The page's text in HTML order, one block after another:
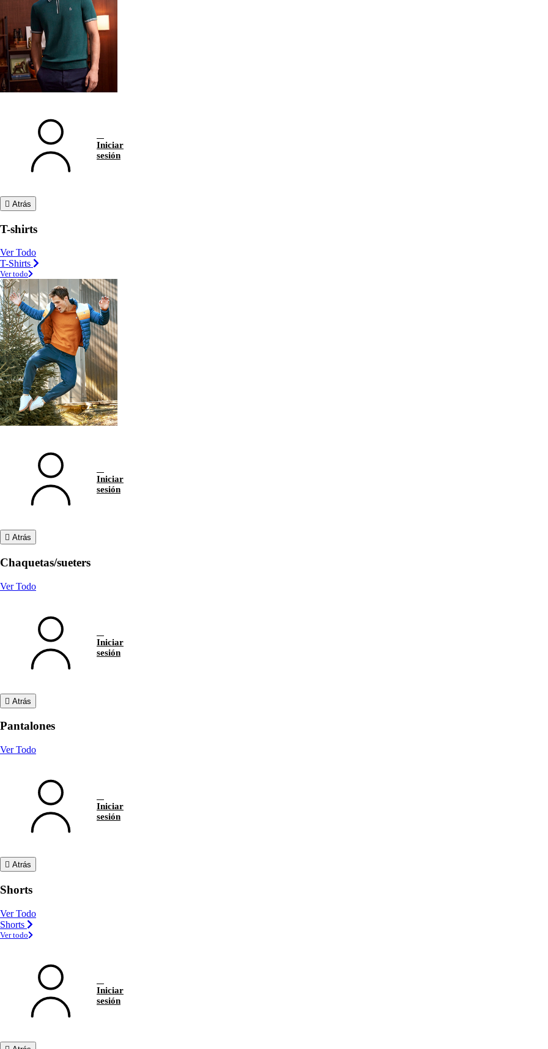
Iniciar
sesión
Atrás
T-shirts
Ver Todo
T-Shirts
Ver todo
Iniciar
sesión
Atrás
Chaquetas/sueters
Ver Todo
Iniciar
sesión
Atrás
Pantalones
Ver Todo
Iniciar
sesión
Atrás
Shorts
Ver Todo
Shorts
Ver todo
Iniciar
sesión